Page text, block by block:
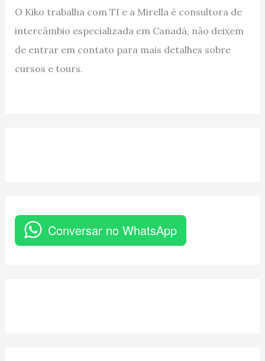
O Kiko trabalha com TI e a Mirella é consultora de
intercâmbio especializada em Canadá, não deixem
de entrar em contato para mais detalhes sobre
cursos e tours.
Conversar no WhatsApp